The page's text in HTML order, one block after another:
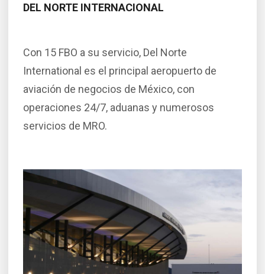
DEL NORTE INTERNACIONAL
Con 15 FBO a su servicio, Del Norte
International es el principal aeropuerto de
aviación de negocios de México, con
operaciones 24/7, aduanas y numerosos
servicios de MRO.